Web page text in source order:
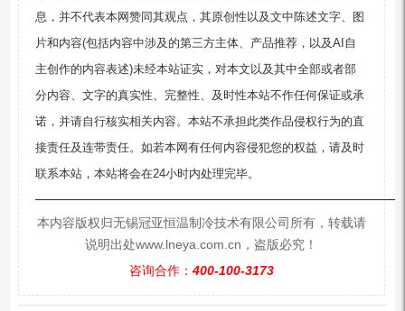
息，并不代表本网赞同其观点，其原创性以及文中陈述文字、图
片和内容(包括内容中涉及的第三方主体、产品推荐，以及AI自
主创作的内容表述)未经本站证实，对本文以及其中全部或者部
分内容、文字的真实性、完整性、及时性本站不作任何保证或承
诺，并请自行核实相关内容。本站不承担此类作品侵权行为的直
接责任及连带责任。如若本网有任何内容侵犯您的权益，请及时
联系本站，本站将会在24小时内处理完毕。
本内容版权归无锡冠亚恒温制冷技术有限公司所有，转载请
说明出处www.lneya.com.cn，盗版必究！
咨询合作： 400-100-3173